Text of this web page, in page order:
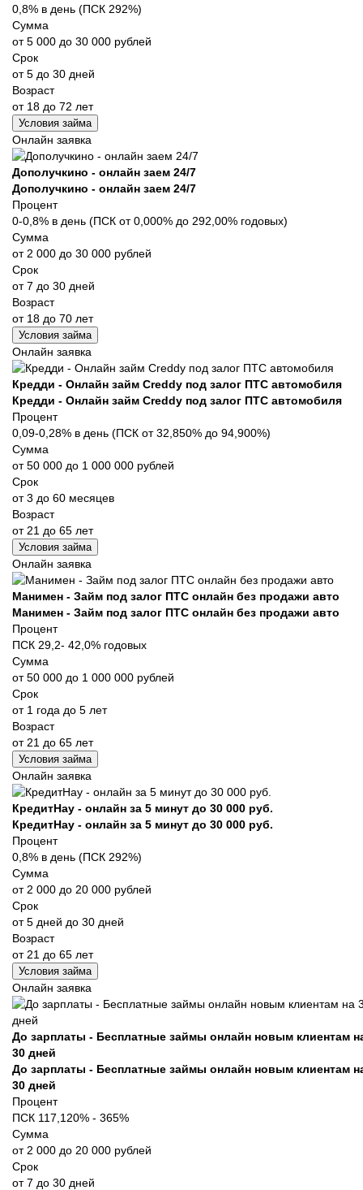
0,8% в день (ПСК 292%)
Сумма
от 5 000 до 30 000 рублей
Срок
от 5 до 30 дней
Возраст
от 18 до 72 лет
Условия займа
Онлайн заявка
Дополучкино - онлайн заем 24/7
Дополучкино - онлайн заем 24/7
Процент
0-0,8% в день (ПСК от 0,000% до 292,00% годовых)
Сумма
от 2 000 до 30 000 рублей
Срок
от 7 до 30 дней
Возраст
от 18 до 70 лет
Условия займа
Онлайн заявка
Кредди - Онлайн займ Creddy под залог ПТС автомобиля
Кредди - Онлайн займ Creddy под залог ПТС автомобиля
Процент
0,09-0,28% в день (ПСК от 32,850% до 94,900%)
Сумма
от 50 000 до 1 000 000 рублей
Срок
от 3 до 60 месяцев
Возраст
от 21 до 65 лет
Условия займа
Онлайн заявка
Манимен - Займ под залог ПТС онлайн без продажи авто
Манимен - Займ под залог ПТС онлайн без продажи авто
Процент
ПСК 29,2- 42,0% годовых
Сумма
от 50 000 до 1 000 000 рублей
Срок
от 1 года до 5 лет
Возраст
от 21 до 65 лет
Условия займа
Онлайн заявка
КредитНау - онлайн за 5 минут до 30 000 руб.
КредитНау - онлайн за 5 минут до 30 000 руб.
Процент
0,8% в день (ПСК 292%)
Сумма
от 2 000 до 20 000 рублей
Срок
от 5 дней до 30 дней
Возраст
от 21 до 65 лет
Условия займа
Онлайн заявка
До зарплаты - Бесплатные займы онлайн новым клиентам
30 дней
До зарплаты - Бесплатные займы онлайн новым клиентам
30 дней
Процент
ПСК 117,120% - 365%
Сумма
от 2 000 до 20 000 рублей
Срок
от 7 до 30 дней